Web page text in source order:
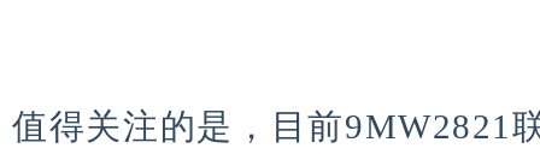
值得关注的是，目前9MW2821